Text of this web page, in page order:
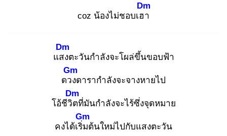
coz น้องไม่ชอบเฮา
Dm
แสง
Dm
ตะวันกำลังจะโผล่ขึ้นขอบฟ้า
ดวง
Gm
ดารากำลังจะจางหายไป
โอ้ชีวิต
Dm
ที่มันกำลังจะไร้ซึ่งจุดหมาย
คงได้เริ่ม
Gm
ต้นใหม่ไปกับแสงตะวัน